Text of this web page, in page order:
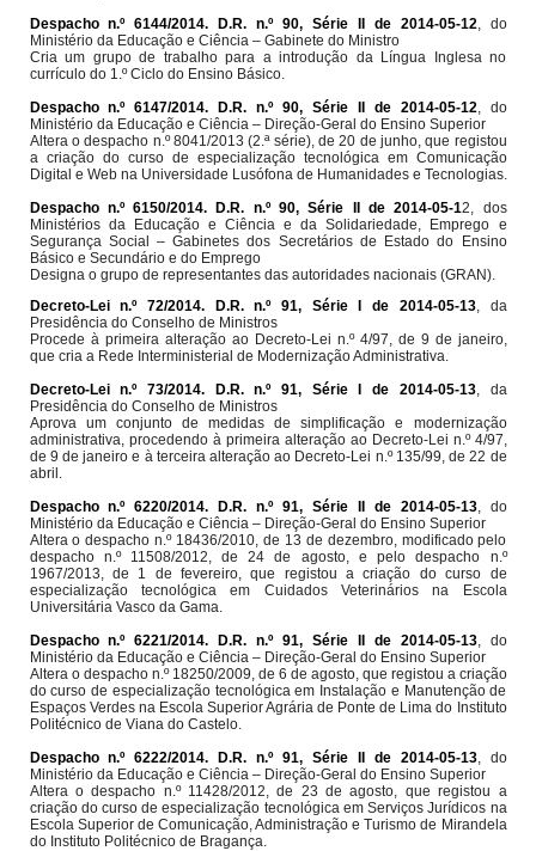
Despacho n.º 6144/2014. D.R. n.º 90, Série II de 2014-05-12 , do
Ministério da Educação e Ciência – Gabinete do Ministro
Cria um grupo de trabalho para a introdução da Língua Inglesa no
currículo do 1.º Ciclo do Ensino Básico.
Despacho n.º 6147/2014. D.R. n.º 90, Série II de 2014-05-12 , do
Ministério da Educação e Ciência – Direção-Geral do Ensino Superior
Altera o despacho n.º 8041/2013 (2.ª série), de 20 de junho, que registou
a criação do curso de especialização tecnológica em Comunicação
Digital e Web na Universidade Lusófona de Humanidades e Tecnologias.
Despacho n.º 6150/2014. D.R. n.º 90, Série II de 2014-05-12, dos
Ministérios da Educação e Ciência e da Solidariedade, Emprego e
Segurança Social – Gabinetes dos Secretários de Estado do Ensino
Básico e Secundário e do Emprego
Designa o grupo de representantes das autoridades nacionais (GRAN).
Decreto-Lei n.º 72/2014. D.R. n.º 91, Série I de 2014-05-13, da
Presidência do Conselho de Ministros
Procede à primeira alteração ao Decreto-Lei n.º 4/97, de 9 de janeiro,
que cria a Rede Interministerial de Modernização Administrativa.
Decreto-Lei n.º 73/2014. D.R. n.º 91, Série I de 2014-05-13, da
Presidência do Conselho de Ministros
Aprova um conjunto de medidas de simplificação e modernização
administrativa, procedendo à primeira alteração ao Decreto-Lei n.º 4/97,
de 9 de janeiro e à terceira alteração ao Decreto-Lei n.º 135/99, de 22 de
abril.
Despacho n.º 6220/2014. D.R. n.º 91, Série II de 2014-05-13, do
Ministério da Educação e Ciência – Direção-Geral do Ensino Superior
Altera o despacho n.º 18436/2010, de 13 de dezembro, modificado pelo
despacho n.º 11508/2012, de 24 de agosto, e pelo despacho n.º
1967/2013, de 1 de fevereiro, que registou a criação do curso de
especialização tecnológica em Cuidados Veterinários na Escola
Universitária Vasco da Gama.
Despacho n.º 6221/2014. D.R. n.º 91, Série II de 2014-05-13, do
Ministério da Educação e Ciência – Direção-Geral do Ensino Superior
Altera o despacho n.º 18250/2009, de 6 de agosto, que registou a criação
do curso de especialização tecnológica em Instalação e Manutenção de
Espaços Verdes na Escola Superior Agrária de Ponte de Lima do Instituto
Politécnico de Viana do Castelo.
Despacho n.º 6222/2014. D.R. n.º 91, Série II de 2014-05-13, do
Ministério da Educação e Ciência – Direção-Geral do Ensino Superior
Altera o despacho n.º 11428/2012, de 23 de agosto, que registou a
criação do curso de especialização tecnológica em Serviços Jurídicos na
Escola Superior de Comunicação, Administração e Turismo de Mirandela
do Instituto Politécnico de Bragança.